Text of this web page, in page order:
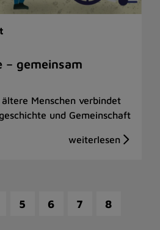
– gemeinsam
Menschen verbindet
und Gemeinschaft
5 6 7
8